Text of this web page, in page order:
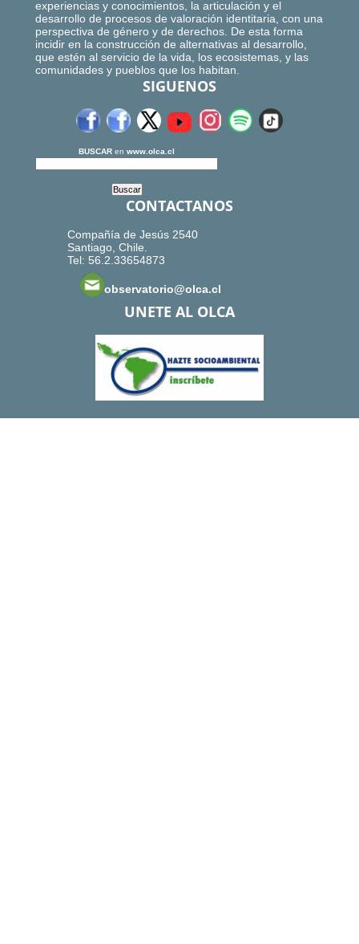
experiencias y conocimientos, la articulación y el
desarrollo de procesos de valoración identitaria, con una
perspectiva de género y de derechos. De esta forma
incidir en la construcción de alternativas al desarrollo,
que estén al servicio de la vida, los ecosistemas, y las
comunidades y pueblos que los habitan.
SIGUENOS
BUSCAR en www.olca.cl
CONTACTANOS
Compañía de Jesús 2540
Santiago, Chile.
Tel: 56.2.33654873
observatorio@olca.cl
UNETE AL OLCA